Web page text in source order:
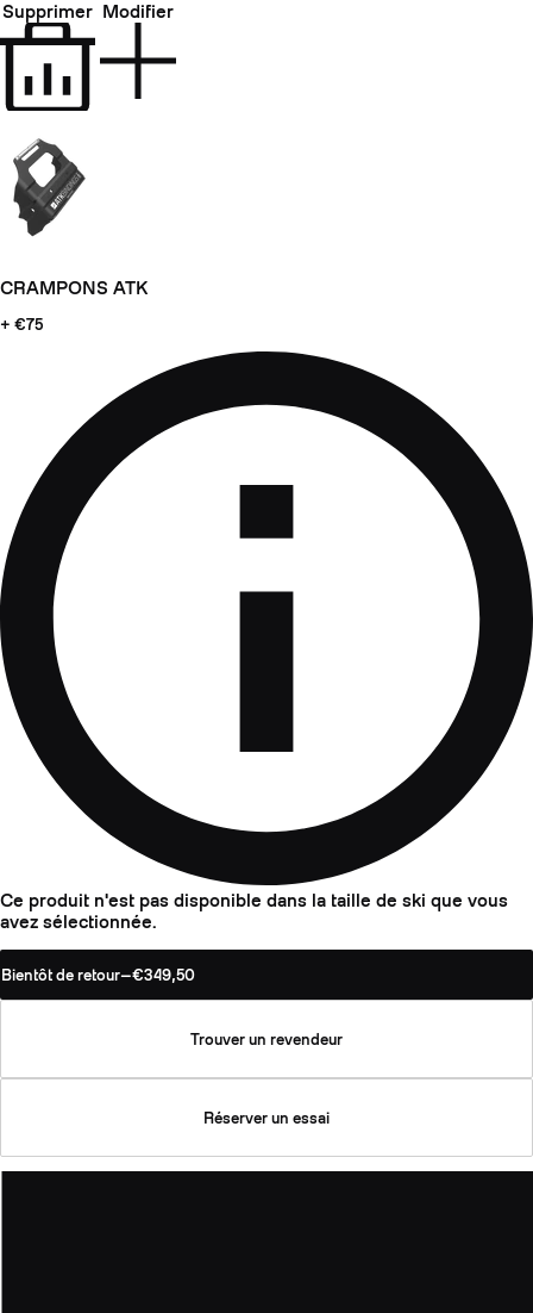
Supprimer Modifier
CRAMPONS ATK
+ €75
Ce produit n'est pas disponible dans la taille de ski que vous
avez sélectionnée.
Bientôt de retour—€349,50
Trouver un revendeur
Réserver un essai